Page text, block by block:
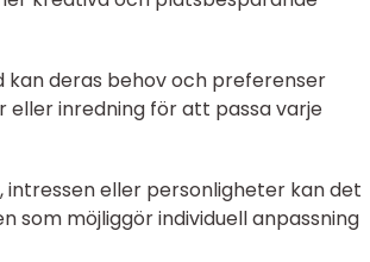
kan deras behov och preferenser
inredning för att passa varje
eller personligheter kan det
möjliggör individuell anpassning